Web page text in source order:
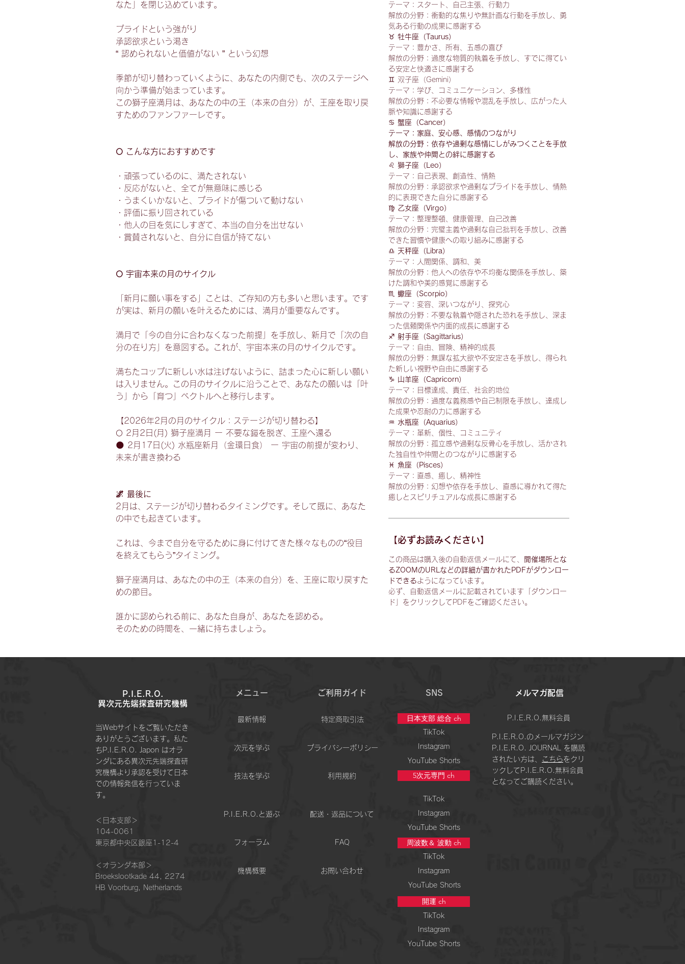
なた」を閉じ込めています。
プライドという強がり
承認欲求という渇き
“ 認められないと価値がない ” という幻想
季節が切り替わっていくように、あなたの内側でも、次のステージへ
向かう準備が始まっています。
この獅子座満月は、あなたの中の王（本来の自分）が、王座を取り戻
すためのファンファーレです。
🌕 こんな方におすすめです
・頑張っているのに、満たされない
・反応がないと、全てが無意味に感じる
・うまくいかないと、プライドが傷ついて動けない
・評価に振り回されている
・他人の目を気にしすぎて、本当の自分を出せない
・賞賛されないと、自分に自信が持てない
🌕 宇宙本来の月のサイクル
「新月に願い事をする」ことは、ご存知の方も多いと思います。です
が実は、新月の願いを叶えるためには、満月が重要なんです。
満月で「今の自分に合わなくなった前提」を手放し、新月で「次の自
分の在り方」を意図する。これが、宇宙本来の月のサイクルです。
満ちたコップに新しい水は注げないように、詰まった心に新しい願い
は入りません。この月のサイクルに沿うことで、あなたの願いは「叶
う」から「育つ」ベクトルへと移行します。
【2026年2月の月のサイクル：ステージが切り替わる】
🌕 2月2日(月) 獅子座満月 ー 不要な鎧を脱ぎ、王座へ還る
🌑 2月17日(火) 水瓶座新月（金環日食） ー 宇宙の前提が変わり、
未来が書き換わる
🌌 最後に
2月は、ステージが切り替わるタイミングです。そして既に、あなた
の中でも起きています。
これは、今まで自分を守るために身に付けてきた様々なものの“役目
を終えてもらう”タイミング。
獅子座満月は、あなたの中の王（本来の自分）を、王座に取り戻すた
めの節目。
誰かに認められる前に、あなた自身が、あなたを認める。
そのための時間を、一緒に持ちましょう。
テーマ：スタート、自己主張、行動力
解放の分野：衝動的な焦りや無計画な行動を手放し、勇
気ある行動の成果に感謝する
♉ 牡牛座（Taurus）
テーマ：豊かさ、所有、五感の喜び
解放の分野：過度な物質的執着を手放し、すでに得てい
る安定と快適さに感謝する
♊ 双子座（Gemini）
テーマ：学び、コミュニケーション、多様性
解放の分野：不必要な情報や混乱を手放し、広がった人
脈や知識に感謝する
♋ 蟹座（Cancer）
テーマ：家庭、安心感、感情のつながり
解放の分野：依存や過剰な感情にしがみつくことを手放
し、家族や仲間との絆に感謝する
♌ 獅子座（Leo）
テーマ：自己表現、創造性、情熱
解放の分野：承認欲求や過剰なプライドを手放し、情熱
的に表現できた自分に感謝する
♍ 乙女座（Virgo）
テーマ：整理整頓、健康管理、自己改善
解放の分野：完璧主義や過剰な自己批判を手放し、改善
できた習慣や健康への取り組みに感謝する
♎ 天秤座（Libra）
テーマ：人間関係、調和、美
解放の分野：他人への依存や不均衡な関係を手放し、築
けた調和や美的感覚に感謝する
♏ 蠍座（Scorpio）
テーマ：変容、深いつながり、探究心
解放の分野：不要な執着や隠された恐れを手放し、深ま
った信頼関係や内面的成長に感謝する
♐ 射手座（Sagittarius）
テーマ：自由、冒険、精神的成長
解放の分野：無謀な拡大欲や不安定さを手放し、得られ
た新しい視野や自由に感謝する
♑ 山羊座（Capricorn）
テーマ：目標達成、責任、社会的地位
解放の分野：過度な義務感や自己制限を手放し、達成し
た成果や忍耐の力に感謝する
♒ 水瓶座（Aquarius）
テーマ：革新、個性、コミュニティ
解放の分野：孤立感や過剰な反骨心を手放し、活かされ
た独自性や仲間とのつながりに感謝する
♓ 魚座（Pisces）
テーマ：直感、癒し、精神性
解放の分野：幻想や依存を手放し、直感に導かれて得た
癒しとスピリチュアルな成長に感謝する
【必ずお読みください】
この商品は購入後の自動返信メールにて、
開催場所とな
るZOOMのURLなどの詳細が書かれたPDFがダウンロー
ドできるようになっています。
必ず、自動返信メールに記載されています「ダウンロー
ド」をクリックしてPDFをご確認ください。
P.I.E.R.O.
​異次元先端探査研究機構
当Webサイトをご覧いただき
ありがとうございます。私た
ちP.I.E.R.O. Japon はオラ
ンダにある異次元先端探査研
究機構より承認を受けて日本
での情報発信を行っていま
す。
＜日本支部＞
104-0061
東京都中央区銀座1-12-4
＜オランダ本部＞​
Broekslootkade 44, 2274
HB Voorburg, Netherlands
メニュー ご利用ガイド SNS
日本支部 総合 ch
特定商取引法
最新情報
TikTok
次元を学ぶ プライバシーポリシー
Instagram
YouTube Shorts
技法を学ぶ 利用規約 5次元専門 ch
TikTok
P.I.E.R.O.と遊ぶ 配送・返品について Instagram
​メルマガ配信
P.I.E.R.O.無料会員
P.I.E.R.O.のメールマガジン
P.I.E.R.O. JOURNAL を購読
されたい方は、
こちらをクリ
ックしてP.I.E.R.O.無料会員
となってご購読ください。
YouTube Shorts
フォーラム FAQ 周波数＆ 波動 ch
TikTok
機構概要
お問い合わせ
Instagram
YouTube Shorts
開運 ch
TikTok
Instagram
YouTube Shorts